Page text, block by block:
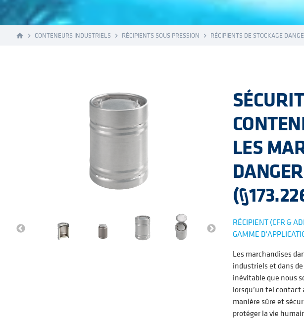
home navigate_next CONTENEURS INDUSTRIELS navigate_next RÉCIPIENTS SOUS PRESSION navigate_next RÉCIPIENTS DE STOCKAGE
LES
RÉCIPIENT (CFR &
GAMME
Les marchandises
industriels et dans
inévitable que nous
lorsqu’un tel contact
manière sûre et
protéger la vie